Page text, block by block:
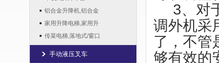
铝合金升降机,铝合金
家用升降电梯,家用升
传菜电梯,落地式/窗口
手动液压叉车
3、对
调外机采
了，不管
够有效的